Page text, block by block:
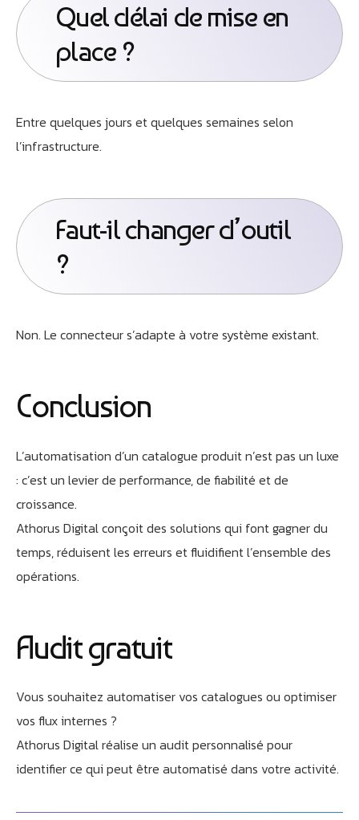
Quel délai de mise en
place ?
Entre quelques jours et quelques semaines selon
l’infrastructure.
Faut-il changer d’outil
?
Non. Le connecteur s’adapte à votre système existant.
Conclusion
L’automatisation d’un catalogue produit n’est pas un luxe
: c’est un levier de performance, de fiabilité et de
croissance.
Athorus Digital conçoit des solutions qui font gagner du
temps, réduisent les erreurs et fluidifient l’ensemble des
opérations.
Audit gratuit
Vous souhaitez automatiser vos catalogues ou optimiser
vos flux internes ?
Athorus Digital réalise un audit personnalisé pour
identifier ce qui peut être automatisé dans votre activité.